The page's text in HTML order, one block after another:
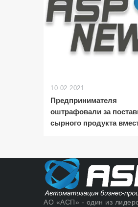
10.02.2021
Предпринимателя
оштрафовали за
сырного продукта
АО «АСП» - один из